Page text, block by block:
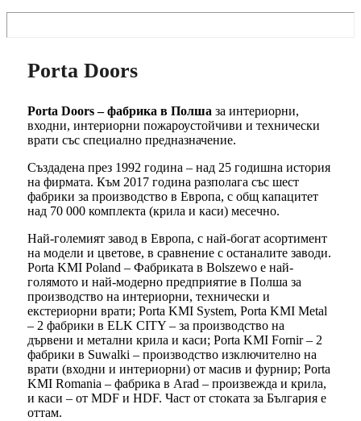
Porta Doors
Porta Doors – фабрика в Полша за интериорни,
входни, интериорни пожароустойчиви и технически
врати със специално предназначение.
Създадена през 1992 година – над 25 годишна история
на фирмата. Към 2017 година разполага със шест
фабрики за производство в Европа, с общ капацитет
над 70 000 комплекта (крила и каси) месечно.
Най-големият завод в Европа, с най-богат асортимент
на модели и цветове, в сравнение с останалите заводи.
Porta KMI Poland – Фабриката в Bolszewo е най-
голямото и най-модерно предприятие в Полша за
производство на интериорни, технически и
екстериорни врати; Porta KMI System, Porta KMI Metal
– 2 фабрики в ELK CITY – за производство на
дървени и метални крила и каси; Porta KMI Fornir – 2
фабрики в Suwalki – производство изключително на
врати (входни и интериорни) от масив и фурнир; Porta
KMI Romania – фабрика в Arad – произвежда и крила,
и каси – от MDF и HDF. Част от стоката за България е
оттам.